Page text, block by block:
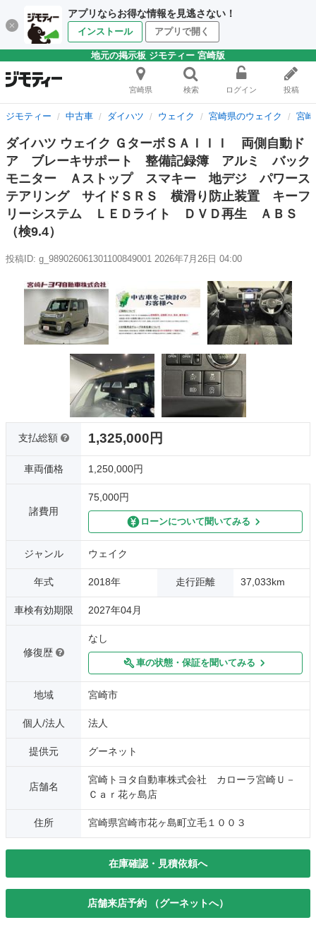
アプリならお得な情報を見逃さない！
インストール アプリで開く
地元の掲示板 ジモティー 宮崎版
宮崎県 検索 ログイン 投稿
ジモティー 中古車 ダイハツ ウェイク 宮崎県のウェイク 宮
ダイハツ ウェイク ＧターボＳＡＩＩＩ 両側自動ド
ア ブレーキサポート 整備記録簿 アルミ バック
モニター Ａストップ スマキー 地デジ パワース
テアリング サイドＳＲＳ 横滑り防止装置 キーフ
リーシステム ＬＥＤライト ＤＶＤ再生 ＡＢＳ
（検9.4）
投稿ID: g_989026061301100849001 2026年7月26日 04:00
支払総額 1,325,000円
車両価格 1,250,000円
諸費用
75,000円
ローンについて聞いてみる
ジャンル ウェイク
年式 2018年 走行距離 37,033km
車検有効期限 2027年04月
修復歴
なし
車の状態・保証を聞いてみる
地域 宮崎市
個人/法人 法人
提供元 グーネット
店舗名
宮崎トヨタ自動車株式会社 カローラ宮崎Ｕ－
Ｃａｒ花ヶ島店
住所 宮崎県宮崎市花ヶ島町立毛１００３
在庫確認・見積依頼へ
店舗来店予約 （グーネットへ）